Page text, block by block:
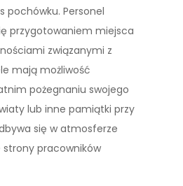
pochówku. Personel
przygotowaniem miejsca
związanymi z
mają możliwość
pożegnaniu swojego
lub inne pamiątki przy
się w atmosferze
pracowników